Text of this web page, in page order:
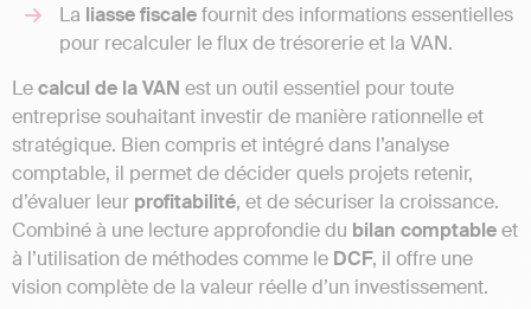
La liasse fiscalefournit des informations essentielles
pour recalculer le flux de trésorerie et la VAN.
Lecalcul de la VAN est un outil essentiel pour toute
entreprise souhaitant investir de manière rationnelle et
stratégique. Bien compris et intégré dans l’analyse
comptable, il permet de décider quels projets retenir,
d’évaluer leur profitabilité, et de sécuriser la croissance.
Combiné à une lecture approfondie du bilan comptableet
à l’utilisation de méthodes comme le DCF, il offre une
vision complète de la valeur réelle d’un investissement.